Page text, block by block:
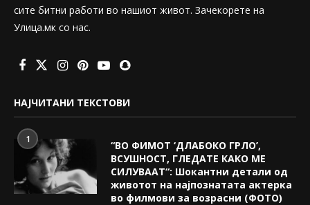
сите битни работи во нашиот живот. Зачекорете на
Улица.мк со нас.
НАЈЧИТАНИ ТЕКСТОВИ
1
“ВО ФИМОТ ‘ДЛАБОКО ГРЛО’,
ВСУШНОСТ, ГЛЕДАТЕ КАКО МЕ
СИЛУВААТ“: Шокантни детали од
животот на најпознатата актерка
во филмови за возрасни (ФОТО)